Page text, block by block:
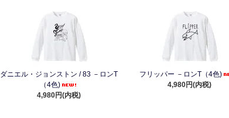
ダニエル・ジョンストン / 83 －ロンT
（4色)
4,980円(内税)
フリッパー －ロンT（4色)
4,980円(内税)